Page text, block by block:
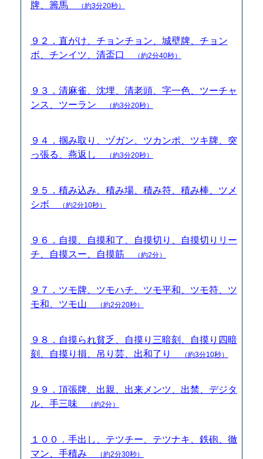
牌、籌馬 （約3分20秒）
９２．直がけ、チョンチョン、城壁牌、チョン
ボ、チンイツ、清盃口
（約2分40秒）
９３．清麻雀、沈埋、清老頭、字一色、ツーチャ
ンス、ツーラン
（約3分20秒）
９４．掴み取り、ヅガン、ツカンポ、ツキ牌、突
っ張る、燕返し
（約3分20秒）
９５．積み込み、積み場、積み符、積み棒、ツメ
シボ
（約2分10秒）
９６．自摸、自摸和了、自摸切り、自摸切りリー
チ、自摸スー、自摸筋
（約2分）
９７．ツモ牌、ツモハチ、ツモ平和、ツモ符、ツ
モ和、ツモ山
（約2分20秒）
９８．自摸られ貧乏、自摸り三暗刻、自摸り四暗
刻、自摸り損、吊り芸、出和了り
（約3分10秒）
９９．頂張牌、出親、出来メンツ、出禁、デジタ
ル、手三味
（約2分）
１００．手出し、テツチー、テツナキ、鉄砲、徹
マン、手積み
（約2分30秒）